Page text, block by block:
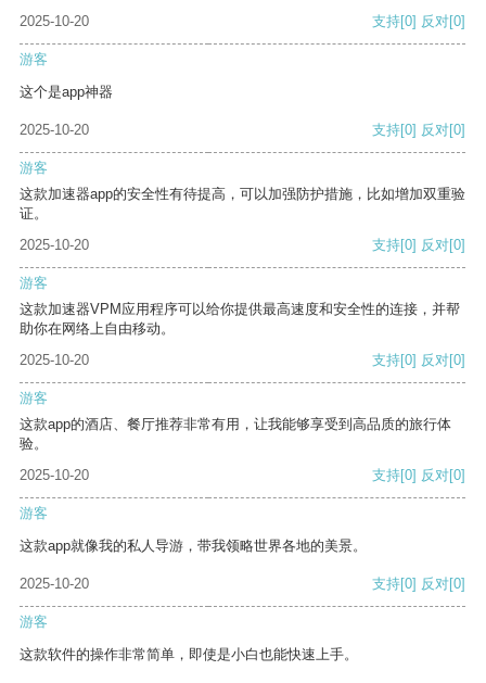
2025-10-20
支持[0] 反对[0]
游客
这个是app神器
2025-10-20 支持[0] 反对[0]
游客
这款加速器app的安全性有待提高，可以加强防护措施，比如增加双重验
证。
2025-10-20
支持[0] 反对[0]
游客
这款加速器VPM应用程序可以给你提供最高速度和安全性的连接，并帮
助你在网络上自由移动。
2025-10-20
支持[0] 反对[0]
游客
这款app的酒店、餐厅推荐非常有用，让我能够享受到高品质的旅行体
验。
2025-10-20
支持[0] 反对[0]
游客
这款app就像我的私人导游，带我领略世界各地的美景。
2025-10-20 支持[0] 反对[0]
游客
这款软件的操作非常简单，即使是小白也能快速上手。